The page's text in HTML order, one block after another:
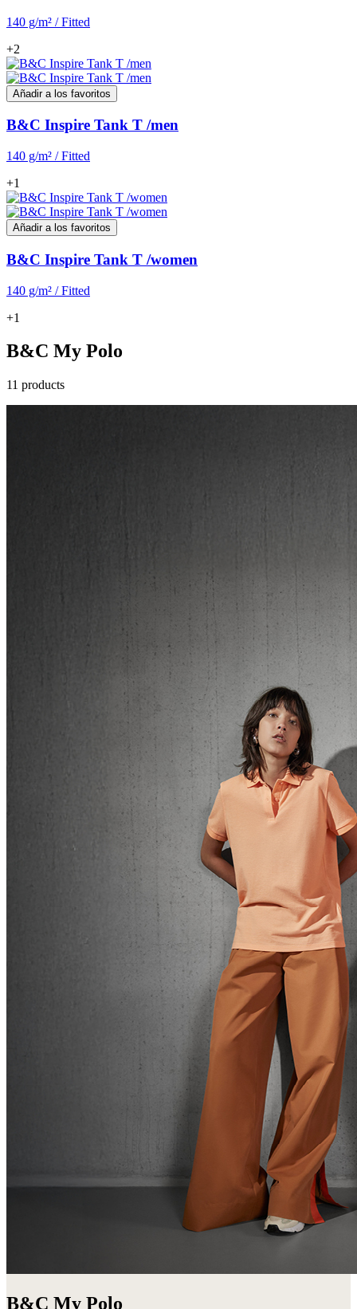
140 g/m² / Fitted
+2
Añadir a los favoritos
B&C Inspire Tank T /men
140 g/m² / Fitted
+1
Añadir a los favoritos
B&C Inspire Tank T /women
140 g/m² / Fitted
+1
B&C My Polo
11 products
B&C My Polo